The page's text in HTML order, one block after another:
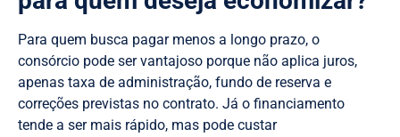
Para quem busca pagar menos a longo prazo, o
consórcio pode ser vantajoso porque não aplica juros,
apenas taxa de administração, fundo de reserva e
correções previstas no contrato. Já o financiamento
tende a ser mais rápido, mas pode custar